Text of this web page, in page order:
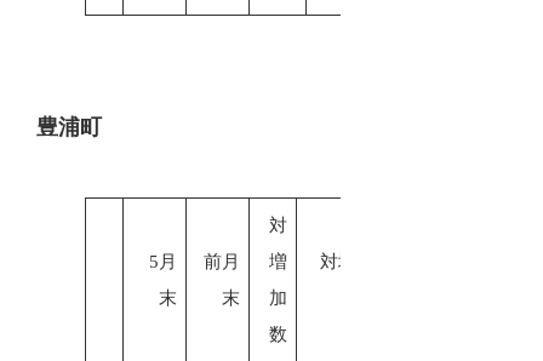
豊浦町
5月
末
前月
末
対
増
加
数
対増加